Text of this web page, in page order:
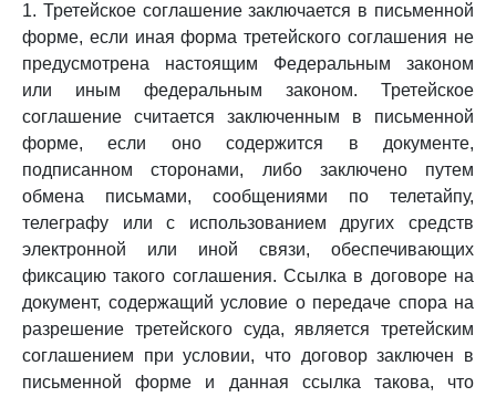
1. Третейское соглашение заключается в письменной
форме, если иная форма третейского соглашения не
предусмотрена настоящим Федеральным законом
или иным федеральным законом. Третейское
соглашение считается заключенным в письменной
форме, если оно содержится в документе,
подписанном сторонами, либо заключено путем
обмена письмами, сообщениями по телетайпу,
телеграфу или с использованием других средств
электронной или иной связи, обеспечивающих
фиксацию такого соглашения. Ссылка в договоре на
документ, содержащий условие о передаче спора на
разрешение третейского суда, является третейским
соглашением при условии, что договор заключен в
письменной форме и данная ссылка такова, что